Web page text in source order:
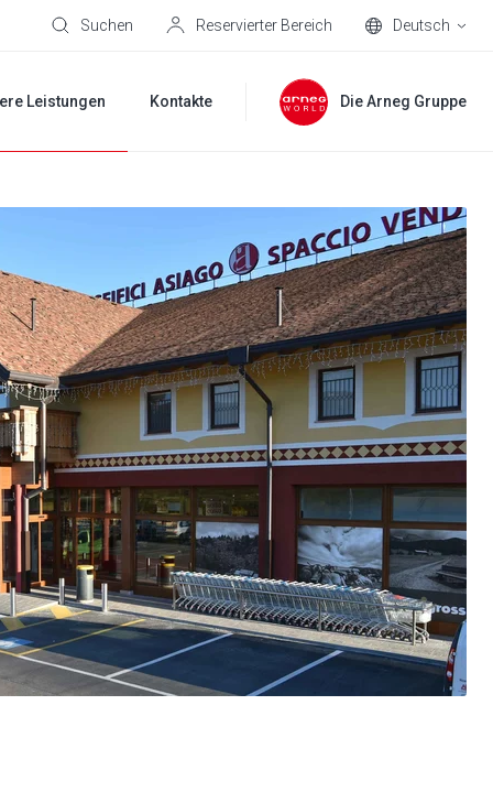
Suchen Reservierter Bereich Deutsch
Leistungen Kontakte Die Arneg Gruppe